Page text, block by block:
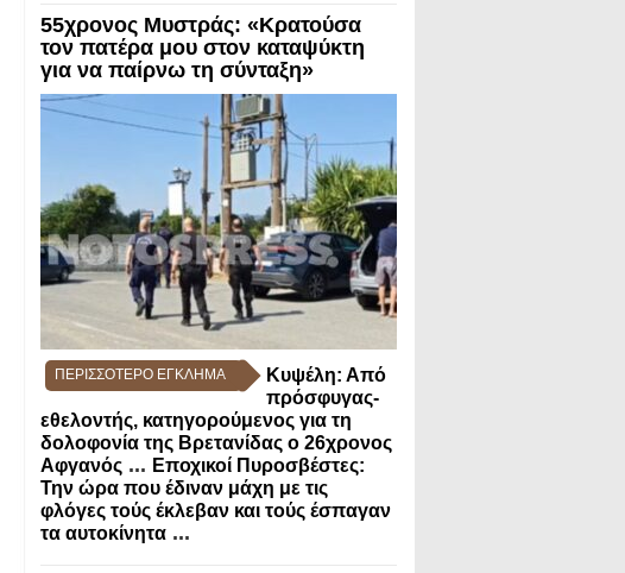
55χρονος Μυστράς: «Κρατούσα
τον πατέρα μου στον καταψύκτη
για να παίρνω τη σύνταξη»
ΠΕΡΙΣΣΟΤΕΡΟ ΕΓΚΛΗΜΑ
Κυψέλη: Από
πρόσφυγας-
εθελοντής, κατηγορούμενος για τη
δολοφονία της Βρετανίδας ο 26χρονος
Αφγανός ... Εποχικοί Πυροσβέστες:
Την ώρα που έδιναν μάχη με τις
φλόγες τούς έκλεβαν και τούς έσπαγαν
τα αυτοκίνητα ...